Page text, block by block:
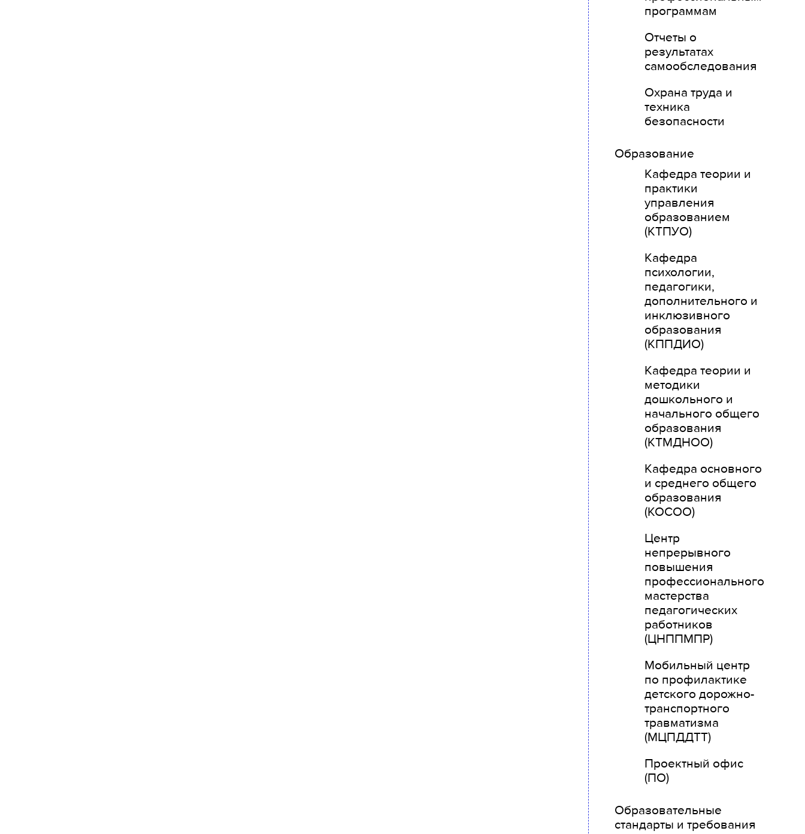
программам
Отчеты о
результатах
самообследования
Охрана труда и
техника
безопасности
Образование
Кафедра теории и
практики
управления
образованием
(КТПУО)
Кафедра
психологии,
педагогики,
дополнительного и
инклюзивного
образования
(КППДИО)
Кафедра теории и
методики
дошкольного и
начального общего
образования
(КТМДНОО)
Кафедра основного
и среднего общего
образования
(КОСОО)
Центр
непрерывного
повышения
профессионального
мастерства
педагогических
работников
(ЦНППМПР)
Мобильный центр
по профилактике
детского дорожно-
транспортного
травматизма
(МЦПДДТТ)
Проектный офис
(ПО)
Образовательные
стандарты и требования